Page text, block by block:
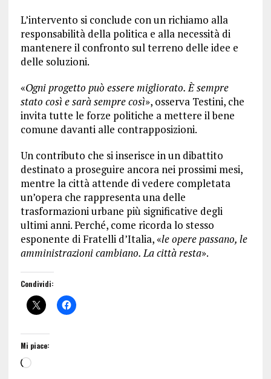
L’intervento si conclude con un richiamo alla
responsabilità della politica e alla necessità di
mantenere il confronto sul terreno delle idee e
delle soluzioni.
«Ogni progetto può essere migliorato. È sempre
stato così e sarà sempre così», osserva Testini, che
invita tutte le forze politiche a mettere il bene
comune davanti alle contrapposizioni.
Un contributo che si inserisce in un dibattito
destinato a proseguire ancora nei prossimi mesi,
mentre la città attende di vedere completata
un’opera che rappresenta una delle
trasformazioni urbane più significative degli
ultimi anni. Perché, come ricorda lo stesso
esponente di Fratelli d’Italia, «le opere passano, le
amministrazioni cambiano. La città resta».
Condividi:
Mi piace: